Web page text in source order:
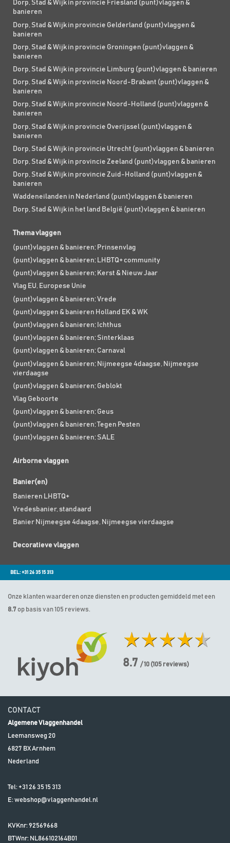
Dorp, Stad & Wijk in provincie Friesland (punt)vlaggen &
banieren
Dorp, Stad & Wijk in provincie Gelderland (punt)vlaggen &
banieren
Dorp, Stad & Wijk in provincie Groningen (punt)vlaggen &
banieren
Dorp, Stad & Wijk in provincie Limburg (punt)vlaggen & banieren
Dorp, Stad & Wijk in provincie Noord-Brabant (punt)vlaggen &
banieren
Dorp, Stad & Wijk in provincie Noord-Holland (punt)vlaggen &
banieren
Dorp, Stad & Wijk in provincie Overijssel (punt)vlaggen &
banieren
Dorp, Stad & Wijk in provincie Utrecht (punt)vlaggen & banieren
Dorp, Stad & Wijk in provincie Zeeland (punt)vlaggen & banieren
Dorp, Stad & Wijk in provincie Zuid-Holland (punt)vlaggen &
banieren
Waddeneilanden in Nederland (punt)vlaggen & banieren
Dorp, Stad & Wijk in het land België (punt)vlaggen & banieren
Thema vlaggen
(punt)vlaggen & banieren; Prinsenvlag
(punt)vlaggen & banieren; LHBTQ+ community
(punt)vlaggen & banieren; Kerst & Nieuw Jaar
Vlag EU, Europese Unie
(punt)vlaggen & banieren; Vrede
(punt)vlaggen & banieren Holland EK & WK
(punt)vlaggen & banieren; Ichthus
(punt)vlaggen & banieren; Sinterklaas
(punt)vlaggen & banieren; Carnaval
(punt)vlaggen & banieren; Nijmeegse 4daagse, Nijmeegse
vierdaagse
(punt)vlaggen & banieren; Geblokt
Vlag Geboorte
(punt)vlaggen & banieren; Geus
(punt)vlaggen & banieren; Tegen Pesten
(punt)vlaggen & banieren; SALE
Airborne vlaggen
Banier(en)
Banieren LHBTQ+
Vredesbanier, standaard
Banier Nijmeegse 4daagse, Nijmeegse vierdaagse
Decoratieve vlaggen
BEL: +31 26 35 15 313
Onze klanten waarderen onze diensten en producten gemiddeld met een
8.7 op basis van 105 reviews.
8.7 / 10 (105 reviews)
CONTACT
Algemene Vlaggenhandel
Leemansweg 20
6827 BXArnhem
Nederland
Tel: +31 26 35 15 313
E:webshop@vlaggenhandel.nl
KVKnr: 92569668
BTWnr: NL866102164B01